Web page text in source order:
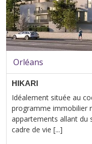
Orléans
HIKARI
Idéalement située au
programme immobilier
appartements allant du
cadre de vie [...]